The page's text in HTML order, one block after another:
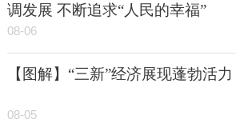
调发展 不断追求“人民的幸福”
08-06
【图解】“三新”经济展现蓬勃活力
08-05